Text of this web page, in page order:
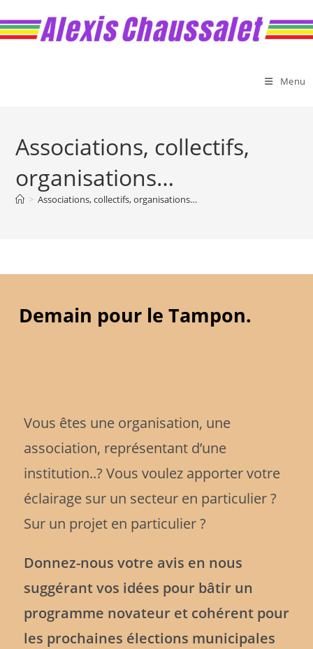
to
content
Menu
Associations, collectifs,
organisations…
> Associations, collectifs, organisations…
Demain pour le Tampon.
Vous êtes une organisation, une
association, représentant d’une
institution..? Vous voulez apporter votre
éclairage sur un secteur en particulier ?
Sur un projet en particulier ?
Donnez-nous votre avis en nous
suggérant vos idées pour bâtir un
programme novateur et cohérent pour
les prochaines élections municipales